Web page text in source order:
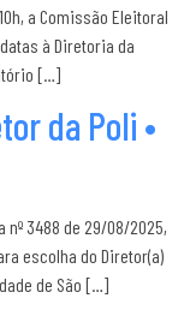
a Comissão Eleitoral
à Diretoria da
[…]
da Poli •
3488 de 29/08/2025,
escolha do Diretor(a)
de São […]